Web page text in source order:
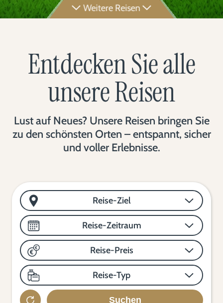
Weitere Reisen
Entdecken Sie alle
unsere Reisen
Lust auf Neues? Unsere Reisen bringen Sie
zu den schönsten Orten – entspannt, sicher
und voller Erlebnisse.
Reise-Ziel
Reise-Zeitraum
Reise-Preis
Reise-Typ
Suchen